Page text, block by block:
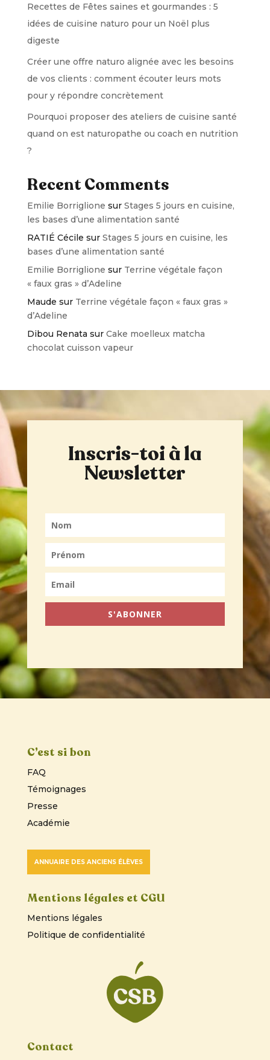
Recettes de Fêtes saines et gourmandes : 5
idées de cuisine naturo pour un Noël plus
digeste
Créer une offre naturo alignée avec les besoins
de vos clients : comment écouter leurs mots
pour y répondre concrètement
Pourquoi proposer des ateliers de cuisine santé
quand on est naturopathe ou coach en nutrition
?
Recent Comments
Emilie Borriglione sur Stages 5 jours en cuisine,
les bases d’une alimentation santé
RATIÉ Cécile sur Stages 5 jours en cuisine, les
bases d’une alimentation santé
Emilie Borriglione sur Terrine végétale façon
« faux gras » d’Adeline
Maude sur Terrine végétale façon « faux gras »
d’Adeline
Dibou Renata sur Cake moelleux matcha
chocolat cuisson vapeur
Inscris-toi à la
Newsletter
S'ABONNER
C’est si bon
FAQ
Témoignages
Presse
Académie
ANNUAIRE DES ANCIENS ÉLÈVES
Mentions légales et CGU
Mentions légales
Politique de confidentialité
Contact